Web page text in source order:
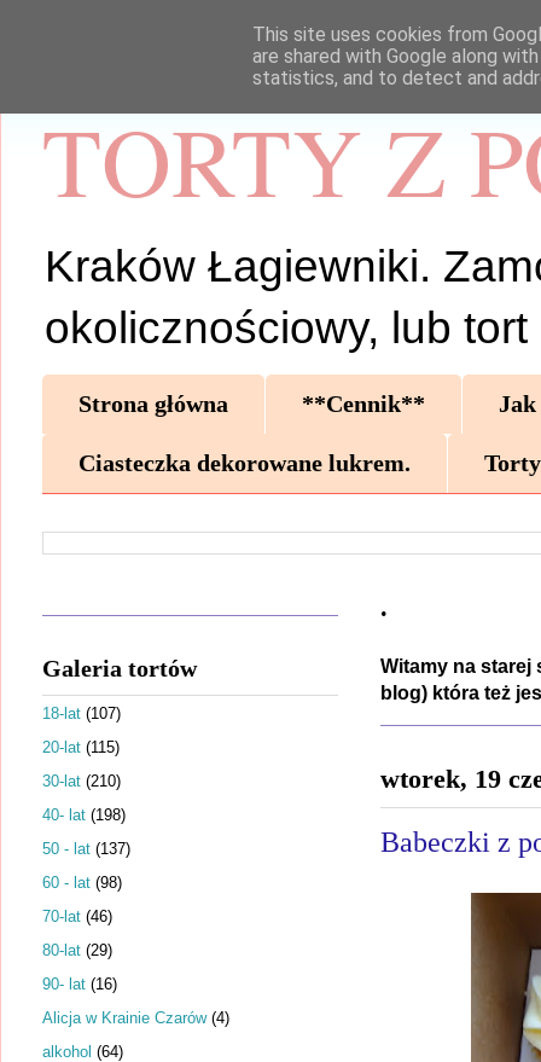
TORTY Z
Kraków Łagiewniki.
okolicznościowy, lub tort
Strona główna **Cennik** Jak
Ciasteczka dekorowane lukrem.
.
Witamy na starej
blog) która też
wtorek, 19
Babeczki z
Galeria tortów
18-lat (107)
20-lat (115)
30-lat (210)
40- lat (198)
50 - lat (137)
60 - lat (98)
70-lat (46)
80-lat (29)
90- lat (16)
Alicja w Krainie Czarów (4)
alkohol (64)
This site uses cookies from
are shared with Google along
statistics, and to detect and